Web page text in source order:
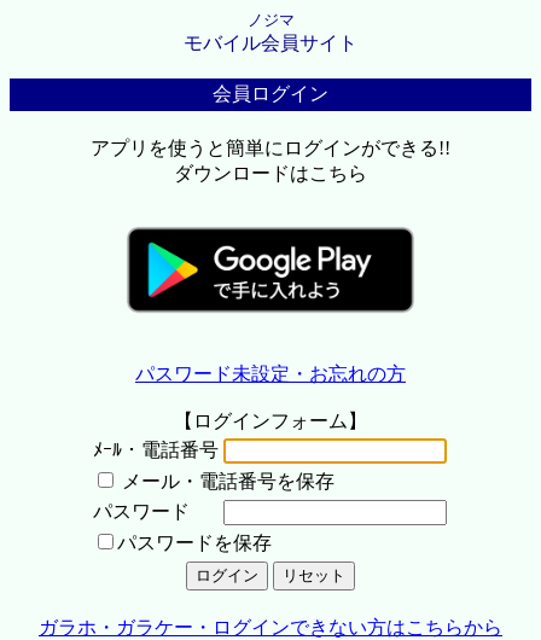
ノジマ
モバイル会員サイト
会員ログイン
アプリを使うと簡単にログインができる!!
ダウンロードはこちら
パスワード未設定・お忘れの方
【ログインフォーム】
ﾒｰﾙ・電話番号
メール・電話番号を保存
パスワード
パスワードを保存
ガラホ・ガラケー・ログインできない方はこちらから